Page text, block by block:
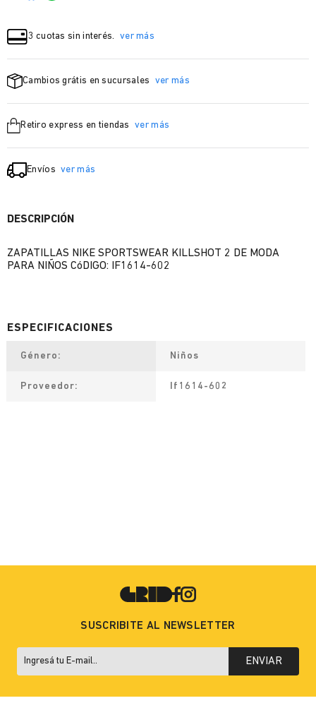
3 cuotas sin interés. ver más
Cambios grátis en sucursales ver más
Retiro express en tiendas ver más
Envíos ver más
DESCRIPCIÓN
ZAPATILLAS NIKE SPORTSWEAR KILLSHOT 2 DE MODA
PARA NIÑOS CóDIGO: IF1614-602
Género Niños
Proveedor If1614-602
SUSCRIBITE AL NEWSLETTER
ENVIAR